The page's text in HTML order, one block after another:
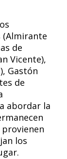
(Almirante
de
Vicente),
Gastón
de
abordar la
los